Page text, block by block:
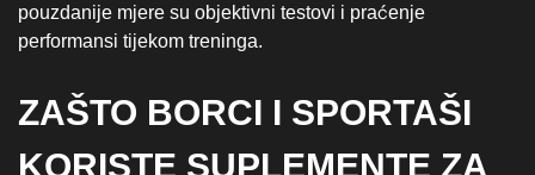
pouzdanije mjere su objektivni testovi i praćenje
performansi tijekom treninga.
ZAŠTO BORCI I SPORTAŠI
KORISTE SUPLEMENTE ZA